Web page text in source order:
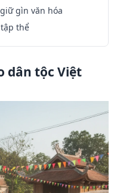
gìn văn hóa
thể
dân tộc Việt